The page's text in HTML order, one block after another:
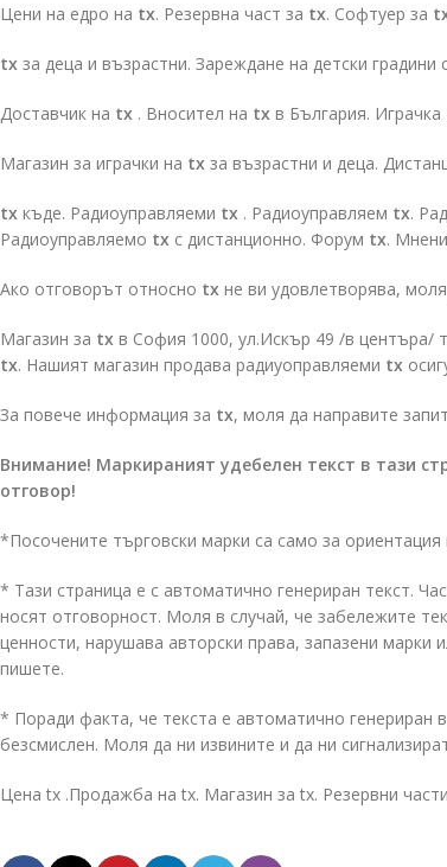
Цени на едро на tx. Резервна част за tx. Софтуер за
tx за деца и възрастни. Зареждане на детски градини
Доставчик на tx . Вносител на tx в България. Играчка
Магазин за играчки на tx за възрастни и деца.
tx къде. Радиоуправляеми tx . Радиоуправляем tx.
Радиоуправляемо tx с дистанционно. Форум tx.
Ако отговорът относно tx не ви удовлетворява,
Магазин за tx в София 1000, ул.Искър 49 /в центъра/
tx. Нашият магазин продава радиуоправляеми tx
За повече информация за tx, моля да направите
Внимание! Маркираният удебелен текст в тази
отговор!
*Посочените търговски марки са само за
* Тази страница е с автоматично генериран текст.
носят отговорност. Моля в случай, че забележите
ценности, нарушава авторски права, запазени марки
пишете.
* Поради факта, че текста е автоматично генериран
безсмислен. Моля да ни извините и да ни
Цена tx .Продажба на tx. Магазин за tx. Резервни